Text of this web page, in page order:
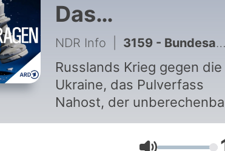
Das
Update
NDR Info 3159 - Bundesanwaltschaft übernimmt Ermittlungen zu Sprengstoff-Drohne
Russlands Krieg gegen die
Ukraine, das Pulverfass
Nahost, der
Kurs von Donald Trump:
geschieht gerade in den